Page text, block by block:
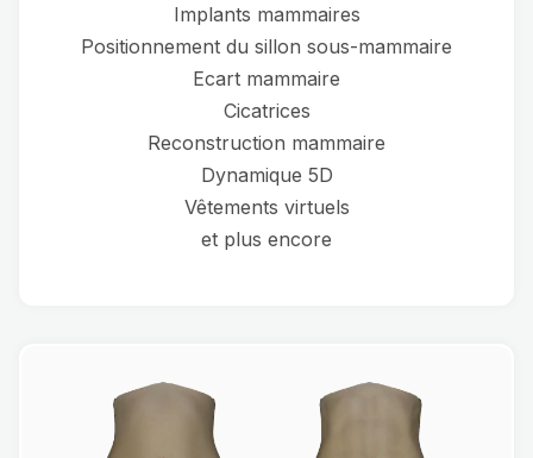
Implants mammaires
Positionnement du sillon sous-mammaire
Ecart mammaire
Cicatrices
Reconstruction mammaire
Dynamique 5D
Vêtements virtuels
et plus encore